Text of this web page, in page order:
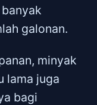
galonan.
minyak
lama juga
bagi